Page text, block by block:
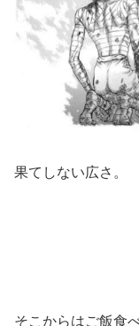
果てしない広さ。
そこからはご飯食